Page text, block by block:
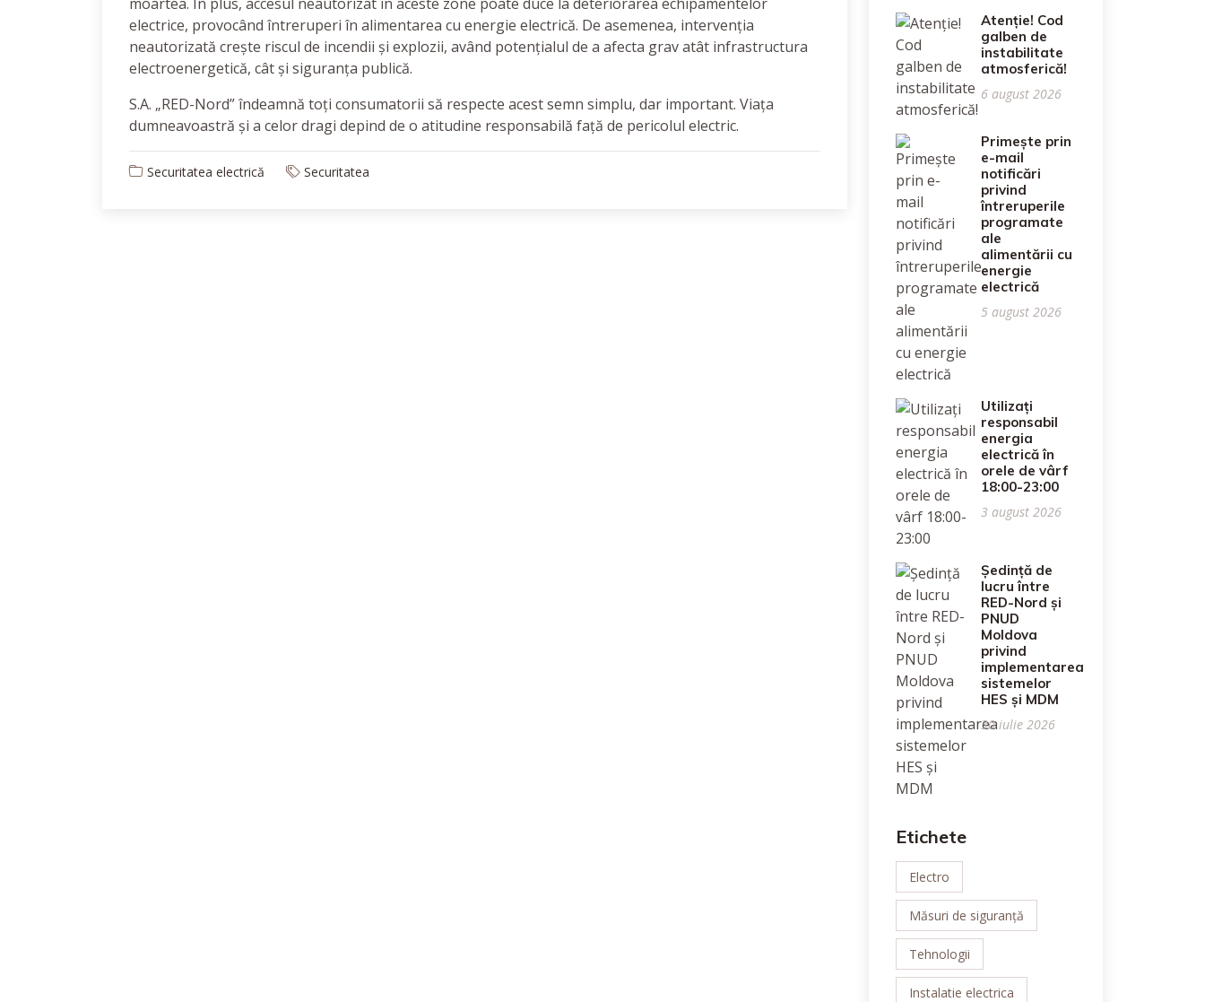
electrice, provocând întreruperi în alimentarea cu energie electrică. De asemenea, intervenția
neautorizată crește riscul de incendii și explozii, având potențialul de a afecta grav atât infrastructura
electroenergetică, cât și siguranța publică.
S.A. „RED-Nord” îndeamnă toți consumatorii să respecte acest semn simplu, dar important. Viața
dumneavoastră și a celor dragi depind de o atitudine responsabilă față de pericolul electric.
Securitatea electrică Securitatea
Atenție! Cod
galben de
instabilitate
atmosferică!
6 august 2026
Primește prin
e-mail
notificări
privind
întreruperile
programate
ale
alimentării cu
energie
electrică
5 august 2026
Utilizați
responsabil
energia
electrică în
orele de vârf
18:00-23:00
3 august 2026
Ședință de
lucru între
RED-Nord și
PNUD
Moldova
privind
implementarea
sistemelor
HES și MDM
30 iulie 2026
Etichete
Electro
Măsuri de siguranță
Tehnologii
Instalatie electrica